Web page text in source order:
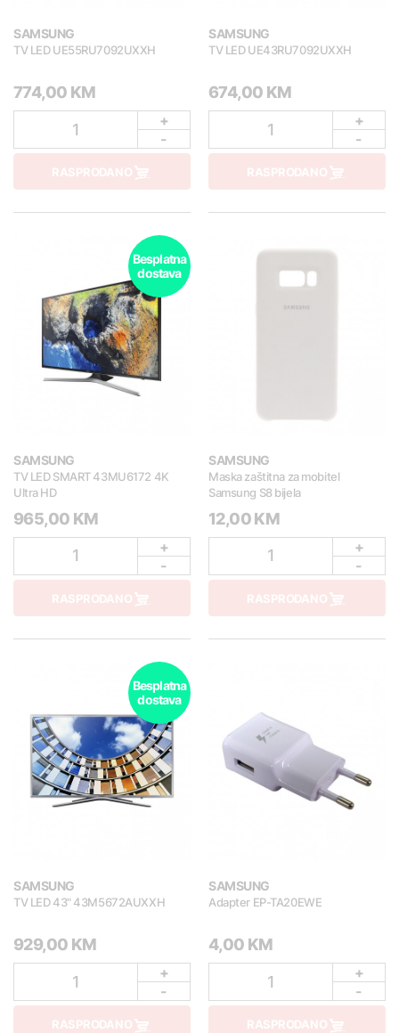
SAMSUNG
TV LED UE55RU7092UXXH
774,00 KM
1
+
-
RASPRODANO
SAMSUNG
TV LED UE43RU7092UXXH
674,00 KM
1
+
-
RASPRODANO
Besplatna
dostava
SAMSUNG
TV LED SMART 43MU6172 4K
Ultra HD
965,00 KM
1
+
-
RASPRODANO
SAMSUNG
Maska zaštitna za mobitel
Samsung S8 bijela
12,00 KM
1
+
-
RASPRODANO
Besplatna
dostava
SAMSUNG
TV LED 43" 43M5672AUXXH
929,00 KM
1
+
-
RASPRODANO
SAMSUNG
Adapter EP-TA20EWE
4,00 KM
1
+
-
RASPRODANO